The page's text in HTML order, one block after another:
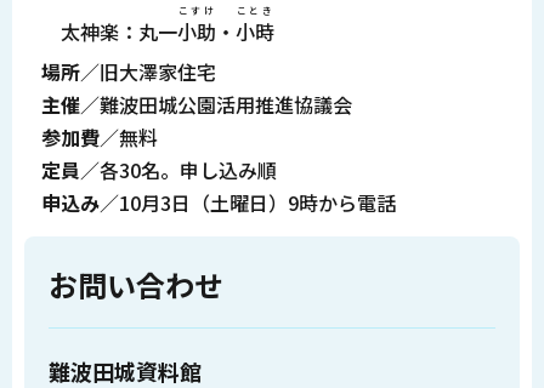
太神楽：丸一小助
こすけ
・ 小時
ことき
場所／旧大澤家住宅
主催／難波田城公園活用推進協議会
参加費／無料
定員／各30名。申し込み順
申込み／10月3日（土曜日）9時から電話
お問い合わせ
難波田城資料館